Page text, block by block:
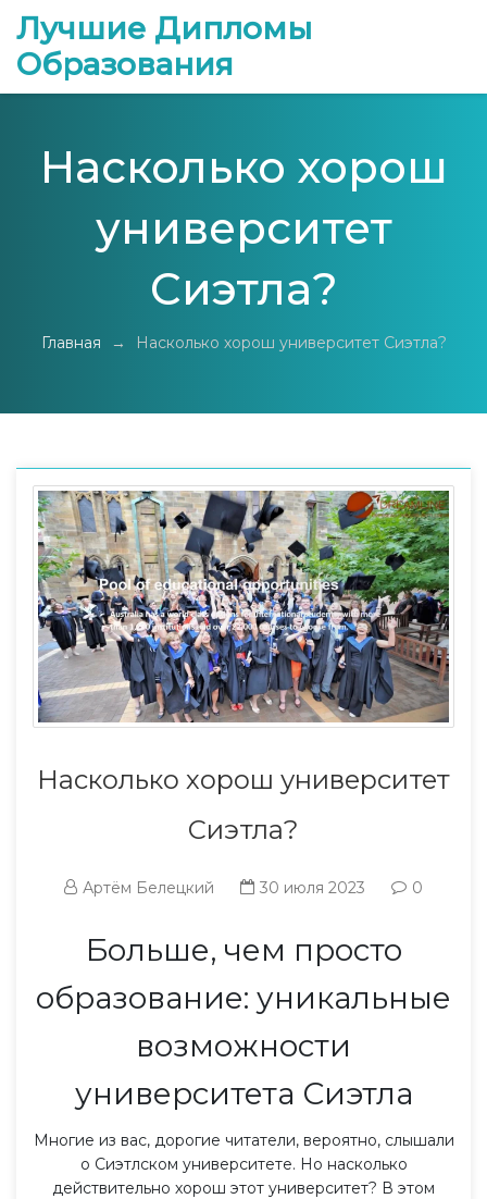
Лучшие Дипломы
Образования
Насколько хорош
университет
Сиэтла?
Главная → Насколько хорош университет Сиэтла?
Насколько хорош университет
Сиэтла?
Артём Белецкий 30 июля 2023 0
Больше, чем просто
образование: уникальные
возможности
университета Сиэтла
Многие из вас, дорогие читатели, вероятно, слышали
о Сиэтлском университете. Но насколько
действительно хорош этот университет? В этом